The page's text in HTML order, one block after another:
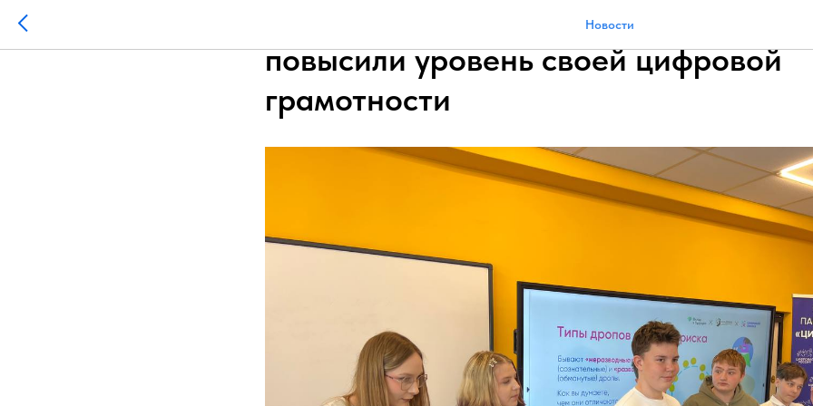
Новости
Школьники МБОУ «Вяткинская
повысили уровень своей цифровой
грамотности